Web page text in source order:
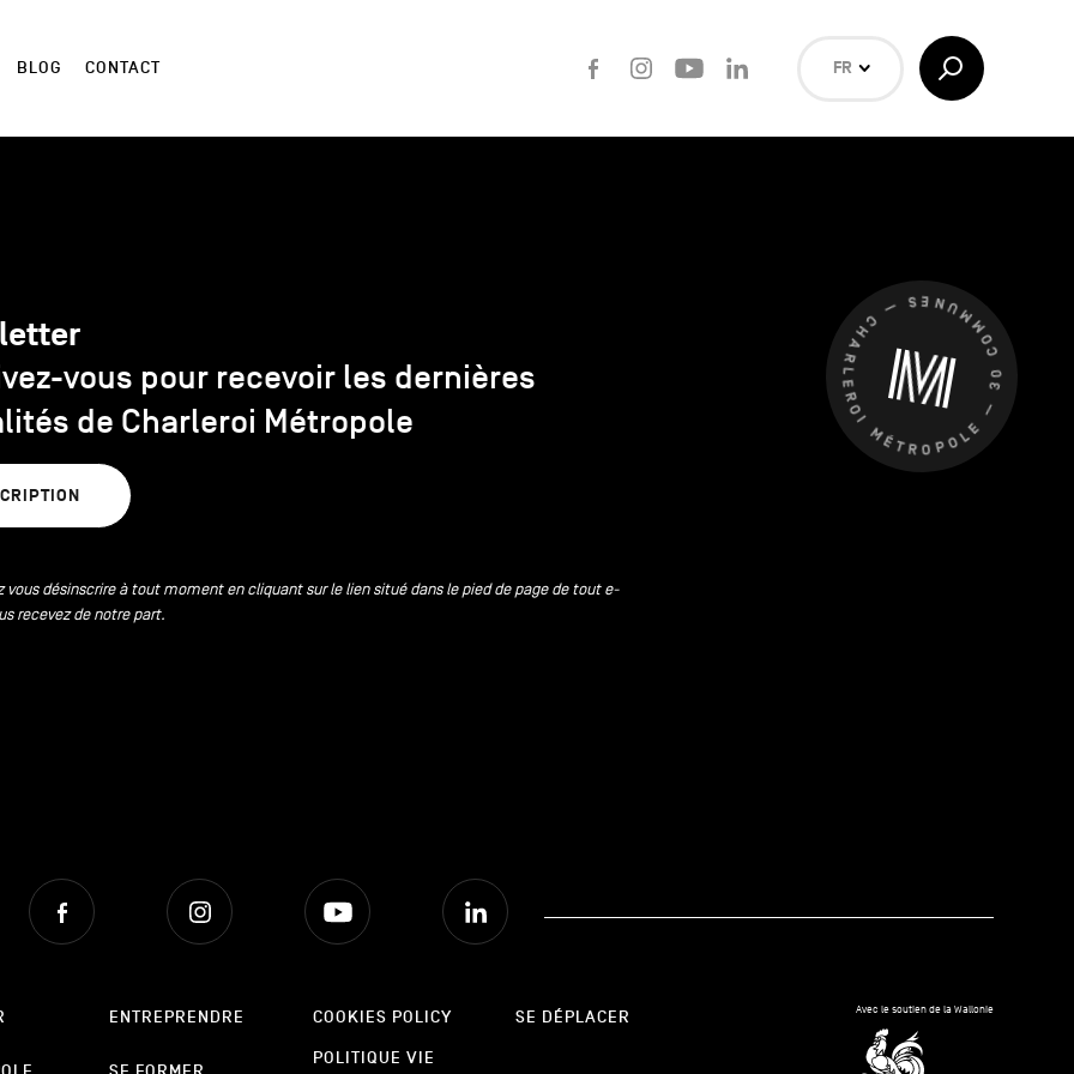
BLOG CONTACT
FacebookInstagramYoutube
FR
EN
Afficher/Masquer
la
Recherche
CHARLEROI MÉTROPOLE — 30 COMMUNES —
vous pour recevoir les dernières
de Charleroi Métropole
vous désinscrire à tout moment en cliquant sur le lien situé dans le pied de page de tout e-
recevez de notre part.
Facebook Instagram
ENTREPRENDRE
COOKIES POLICY
POLITIQUE VIE
SE DÉPLACER Avec le soutien de la Wallonie